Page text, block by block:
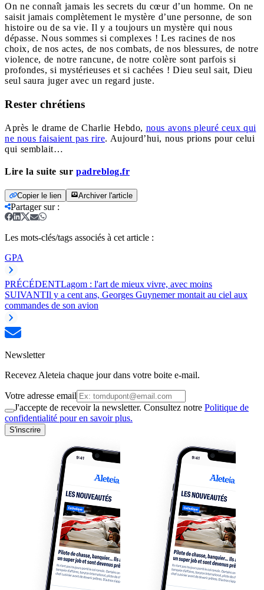
On ne connaît jamais les secrets du cœur d’un homme. On ne
saisit jamais complètement le mystère d’une personne, de son
histoire ou de sa vie. Il y a toujours un mystère qui nous
dépasse. Nous sommes si complexes ! Les racines de nos
choix, de nos actes, de nos combats, de nos blessures, de notre
violence, de notre rancune, de notre colère sont parfois si
profondes, si mystérieuses et si cachées ! Dieu seul sait, Dieu
seul saura juger avec un regard juste.
Rester chrétiens
Après le drame de Charlie Hebdo, nous avons pleuré ceux qui
ne nous faisaient pas rire. Aujourd’hui, nous prions pour celui
qui semblait…
Lire la suite sur padreblog.fr
Copier le lien Archiver l'article
Partager sur:
Les mots-clés/tags associés à cet article :
GPA
PRÉCÉDENTLagom : l'art de mieux vivre, avec moins
SUIVANTIl y a cent ans, Georges Guynemer montait au ciel aux
commandes de son avion
Newsletter
Recevez Aleteia chaque jour dans votre boite e-mail.
Votre adresse email
J'accepte de recevoir la newsletter. Consultez notre Politique de
confidentialité pour en savoir plus.
S'inscrire